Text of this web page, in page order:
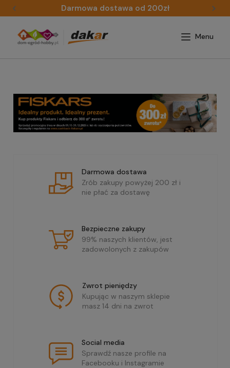
Darmowa dostawa od 200zł
Darmowa dostawa
Zrób zakupy powyżej 200 zł i
nie płać za dostawę
Bezpieczne zakupy
99% naszych klientów, jest
zadowolonych z zakupów
Zwrot pieniędzy
Kupując w naszym sklepie
masz 14 dni na zwrot
Social media
Sprawdź nasze profile na
Facebooku i Instagramie